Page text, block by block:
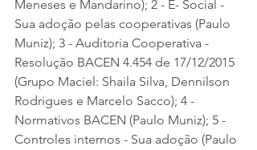
Meneses e Mandarino); 2 - E- Social -
Sua adoção pelas cooperativas (Paulo
Muniz); 3 - Auditoria Cooperativa -
Resolução BACEN 4.454 de 17/12/2015
(Grupo Maciel: Shaila Silva, Dennilson
Rodrigues e Marcelo Sacco); 4 -
Normativos BACEN (Paulo Muniz); 5 -
Controles internos - Sua adoção (Paulo